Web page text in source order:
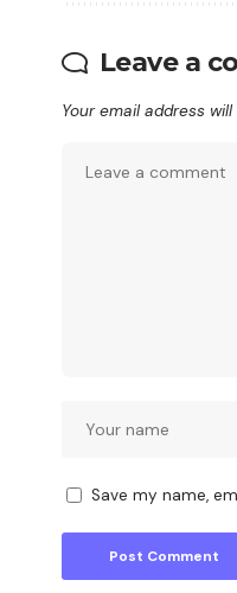
Leave a
Your email address
Save my name,